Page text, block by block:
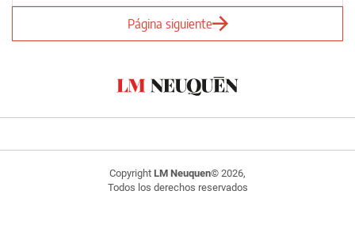
Página siguiente
Copyright LM Neuquen© 2026,
Todos los derechos reservados